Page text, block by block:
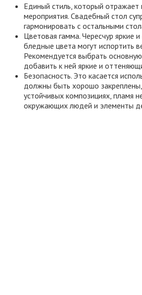
Единый стиль, который отражает
мероприятия. Свадебный стол
гармонировать с остальными
Цветовая гамма. Чересчур яркие
бледные цвета могут испортить
Рекомендуется выбрать
добавить к ней яркие и
Безопасность. Это касается
должны быть хорошо закреплены,
устойчивых композициях, пламя
окружающих людей и элементы